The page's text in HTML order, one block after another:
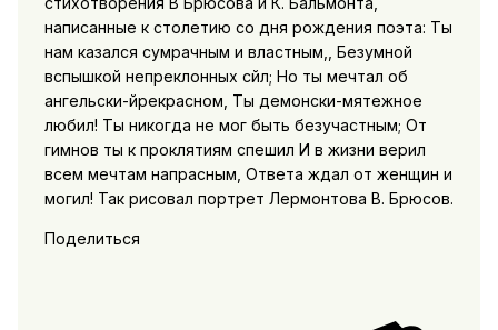
написанные к столетию со дня рождения поэта: Ты
нам казался сумрачным и властным,, Безумной
вспышкой непреклонных сйл; Но ты мечтал об
ангельски-йрекрасном, Ты демонски-мятежное
любил! Ты никогда не мог быть безучастным; От
гимнов ты к проклятиям спешил И в жизни верил
всем мечтам напрасным, Ответа ждал от женщин и
могил! Так рисовал портрет Лермонтова В. Брюсов.
Поделиться